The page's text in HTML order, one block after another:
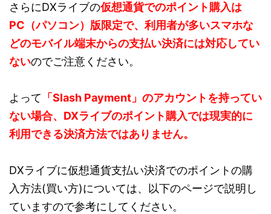
さらにDXライブの仮想通貨でのポイント購入は
PC（パソコン）版限定で、利用者が多いスマホな
どのモバイル端末からの支払い決済には対応してい
ないのでご注意ください。
よって 「Slash Payment」のアカウントを持ってい
ない場合、DXライブのポイント購入では現実的に
利用できる決済方法ではありません。
DXライブに仮想通貨支払い決済でのポイントの購
入方法(買い方)については、以下のページで説明し
ていますので参考にしてください。